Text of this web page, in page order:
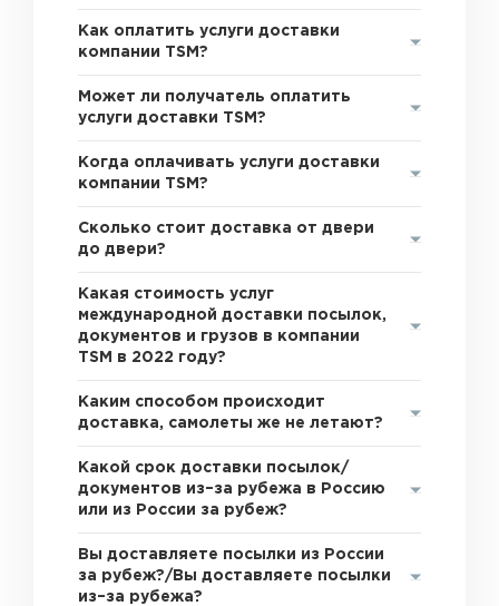
Как оплатить услуги доставки
компании TSM?
Может ли получатель оплатить
услуги доставки TSM?
Когда оплачивать услуги доставки
компании TSM?
Сколько стоит доставка от двери
до двери?
Какая стоимость услуг
международной доставки посылок,
документов и грузов в компании
TSM в 2022 году?
Каким способом происходит
доставка, самолеты же не летают?
Какой срок доставки посылок/
документов из–за рубежа в Россию
или из России за рубеж?
Вы доставляете посылки из России
за рубеж?/Вы доставляете посылки
из–за рубежа?